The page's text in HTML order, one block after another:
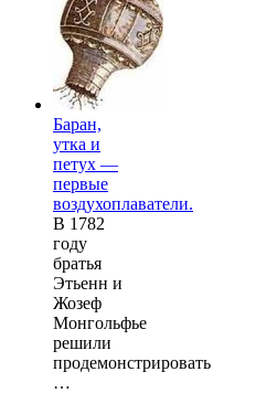
Баран,
утка и
петух —
первые
воздухоплаватели.
В 1782
году
братья
Этьенн и
Жозеф
Монгольфье
решили
продемонстрировать
…